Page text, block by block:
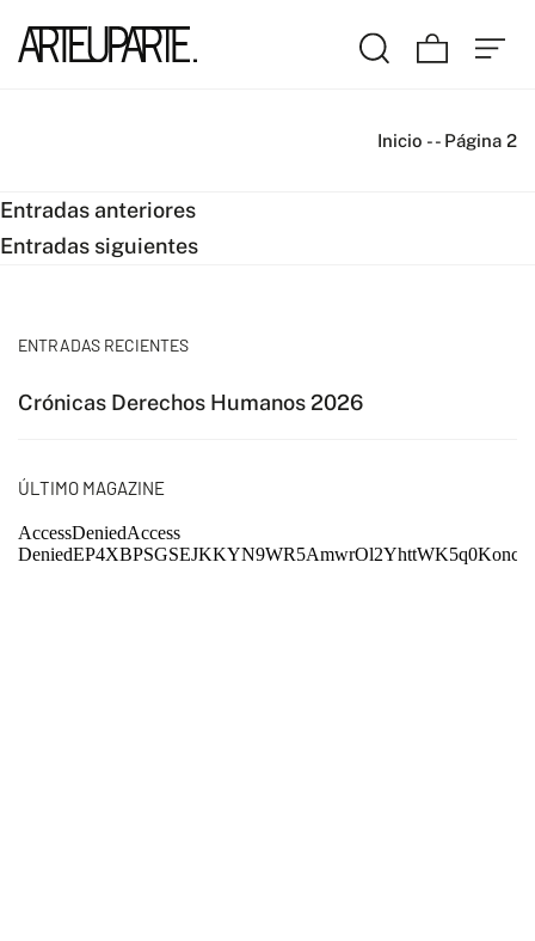
Inicio -- Página 2
Navegación
de
Entradas anteriores
Entradas siguientes
ENTRADAS RECIENTES
Crónicas Derechos Humanos 2026
ÚLTIMO MAGAZINE